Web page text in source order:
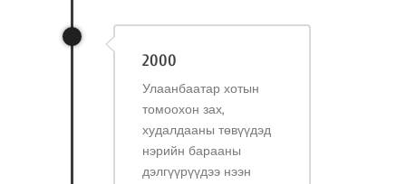
2000
Улаанбаатар хотын
томоохон зах,
худалдааны төвүүдэд
нэрийн барааны
дэлгүүрүүдээ нээн